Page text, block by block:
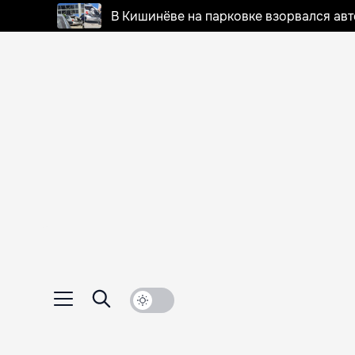
В Кишинёве на парковке взорвался